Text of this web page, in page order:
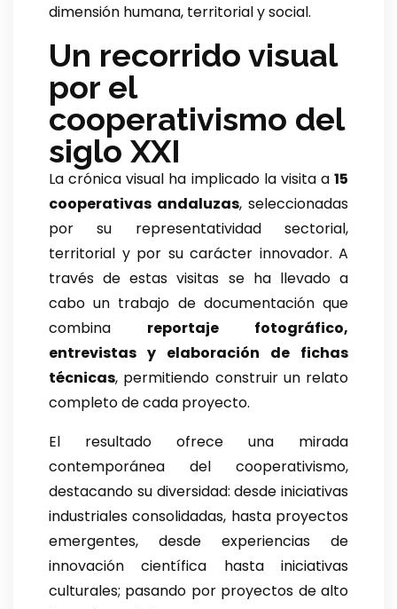
dimensión humana, territorial y social.
Un recorrido visual
por el
cooperativismo del
siglo XXI
La crónica visual ha implicado la visita a 15
cooperativas andaluzas, seleccionadas
por su representatividad sectorial,
territorial y por su carácter innovador. A
través de estas visitas se ha llevado a
cabo un trabajo de documentación que
combina reportaje fotográfico,
entrevistas y elaboración de fichas
técnicas, permitiendo construir un relato
completo de cada proyecto.
El resultado ofrece una mirada
contemporánea del cooperativismo,
destacando su diversidad: desde iniciativas
industriales consolidadas, hasta proyectos
emergentes, desde experiencias de
innovación científica hasta iniciativas
culturales; pasando por proyectos de alto